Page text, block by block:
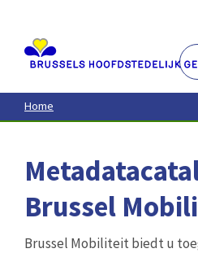
contenu
principal
Home
Brussel
Brussel Mobiliteit biedt u